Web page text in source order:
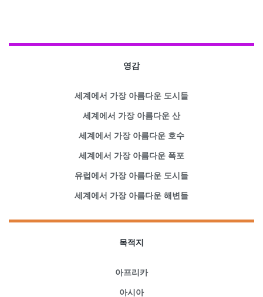
영감
세계에서 가장 아름다운 도시들
세계에서 가장 아름다운 산
세계에서 가장 아름다운 호수
세계에서 가장 아름다운 폭포
유럽에서 가장 아름다운 도시들
세계에서 가장 아름다운 해변들
목적지
아프리카
아시아